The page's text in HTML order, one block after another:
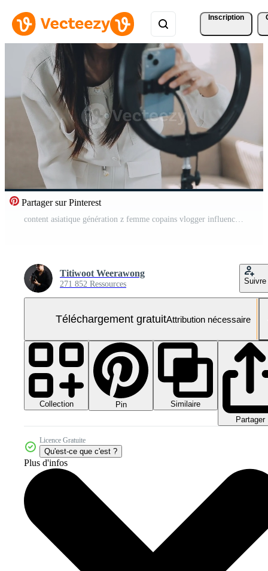
Inscription
Partager sur Pinterest
content asiatique génération z femme copains vlogger influenceur contenu créateur prendre plaisir et amusement en utilisant téléphone intelligent en ligne vivre diffusion viral vidéo couverture Danse sur social médias application dans chambre à maison. Vidéo Gratuite
Titiwoot Weerawong
271 852 Ressources Suivre
Téléchargement gratuitAttribution nécessaire
Collection Pin
Similaire
Partager
Licence Gratuite
Qu'est-ce que c'est ?
Plus d'infos